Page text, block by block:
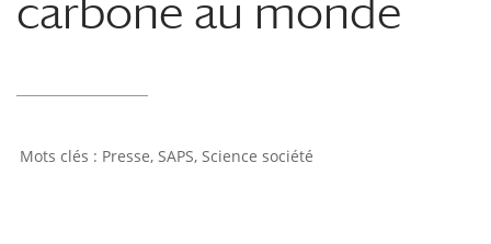
carbone au monde
Presse, SAPS, Science société